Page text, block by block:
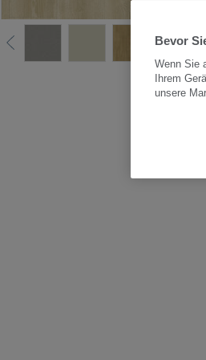
Alle
Bevor
Wenn Sie
Ihrem
unsere